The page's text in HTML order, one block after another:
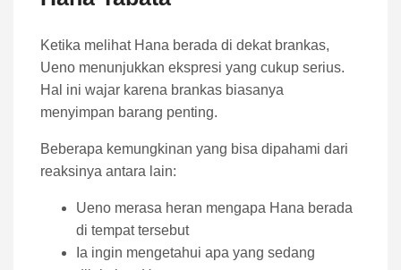
Ketika melihat Hana berada di dekat brankas,
Ueno menunjukkan ekspresi yang cukup serius.
Hal ini wajar karena brankas biasanya
menyimpan barang penting.
Beberapa kemungkinan yang bisa dipahami dari
reaksinya antara lain:
Ueno merasa heran mengapa Hana berada
di tempat tersebut
Ia ingin mengetahui apa yang sedang